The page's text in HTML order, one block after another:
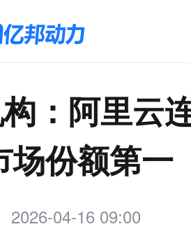
：阿里云
场份额第一
2026-04-16 09:00